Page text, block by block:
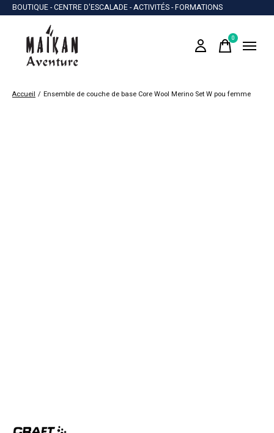
BOUTIQUE - CENTRE D'ESCALADE - ACTIVITÉS - FORMATIONS
0items
Accueil / Ensemble de couche de base Core Wool Merino Set W pou femme